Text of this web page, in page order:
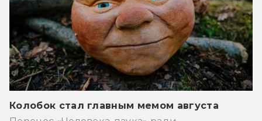
Колобок стал главным мемом августа